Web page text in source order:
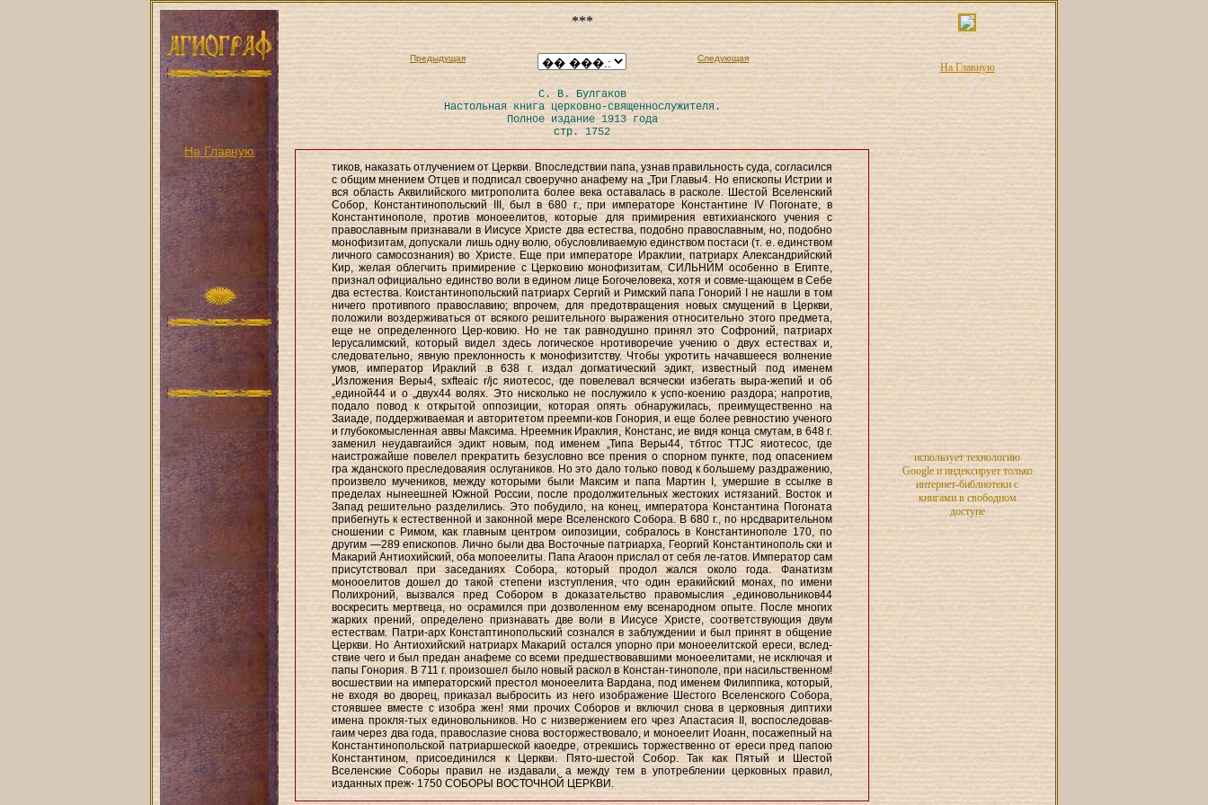
На Главную
***
Предыдущая Следующая
С. В. Булгаков
Настольная книга церковно-священнослужителя.
Полное издание 1913 года
стр. 1752
тиков, наказать отлучением от Церкви. Впоследствии папа, узнав правильность суда, согласился
с общим мнением Отцев и подписал своеручно анафему на „Три Главы4. Но епископы Истрии и
вся область Аквилийского митрополита более века оставалась в расколе. Шестой Вселенский
Собор, Константинопольский III, был в 680 г., при императоре Константине IV Погонате, в
Константинополе, против моноеелитов, которые для примирения евтихианского учения с
православным признавали в Иисусе Христе два естества, подобно православным, но, подобно
монофизитам, допускали лишь одну волю, обусловливаемую единством постаси (т. е. единством
личного самосознания) во Христе. Еще при императоре Ираклии, патриарх Александрийский
Кир, желая облегчить примирение с Церковию монофизитам, СИЛЬНЙМ особенно в Египте,
признал официально единство воли в едином лице Богочеловека, хотя и совме-щающем в Себе
два естества. Коистантинопольский патриарх Сергий и Римский папа Гонорий I не нашли в том
ничего противпого православию; впрочем, для предотвращения новых смущений в Церкви,
положили воздерживаться от всякого решительного выражения относительно этого предмета,
еще не определенного Цер-ковию. Но не так равнодушно принял это Софроний, патриарх
Іерусалимский, который видел здесь логическое нротиворечие учению о двух естествах и,
следовательно, явную преклонность к монофизитству. Чтобы укротить начавшееся волнение
умов, император Ираклий .в 638 г. издал догматический эдикт, известный под именем
„Изложения Веры4, sxfteaic r/jc яиотесос, где повелевал всячески избегать выра-жепий и об
„единой44 и о „двух44 волях. Это нисколько не послужило к успо-коению раздора; напротив,
подало повод к открытой оппозиции, которая опять обнаружилась, преимущественно на
Заиаде, поддерживаемая и авторитетом преемпи-ков Гонория, и еще более ревностию ученого
и глубокомысленная аввы Максима. Нреемник Ираклия, Констанс, ие видя конца смутам, в 648 г.
заменил неудавгаийся эдикт новым, под именем „Типа Веры44, тбтгос TTJC яиотесос, где
наистрожайше повелел прекратить безусловно все прения о спорном пункте, под опасением
гра жданского преследоваяия ослугаников. Но это дало только повод к большему раздражению,
произвело мучеников, между которыми были Максим и папа Мартин I, умершие в ссылке в
пределах нынеешней Южной России, после продолжительных жестоких истязаний. Восток и
Запад решительно разделились. Это побудило, на конец, императора Константина Погоната
прибегнуть к естественной и законной мере Вселенского Собора. В 680 г., по нрсдварительном
сношении с Римом, как главным центром оипозиции, собралось в Константинополе 170, по
другим —289 епископов. Лично были два Восточные патриарха, Георгий Константинополь ски и
Макарий Антиохийский, оба мопоеелиты. Папа Агаоон прислал от себя ле-гатов. Император сам
присутствовал при заседаниях Собора, который продол жался около года. Фанатизм
монооелитов дошел до такой степени изступления, что один еракийский монах, по имени
Полихроний, вызвался пред Собором в доказательство правомыслия „единовольников44
воскресить мертвеца, но осрамился при дозволенном ему всенародном опыте. После многих
жарких прений, определено признавать две воли в Иисусе Христе, соответствующия двум
естествам. Патри-арх Констаптинопольский сознался в заблуждении и был принят в общение
Церкви. Но Антиохийский натриарх Макарий остался упорно при моноеелитской ереси, вслед-
ствие чего и был предан анафеме со всеми предшествовавшими моноеелитами, не исключая и
папы Гонория. В 711 г. произошел было новый раскол в Констан-тинополе, при насильственном!
восшествии на императорский престол моноеелита Вардана, под именем Филиппика, который,
не входя во дворец, приказал выбросить из него изображение Шестого Вселенского Собора,
стоявшее вместе с изобра жен! ями прочих Соборов и включил снова в церковныя диптихи
имена прокля-тых единовольников. Но с низвержением его чрез Апастасия II, воспоследовав-
гаим через два года, правослазие снова восторжествовало, и моноеелит Иоанн, посажепный на
Константинопольской патриаршеской каоедре, отрекшись торжественно от ереси пред папою
Константином, присоединился к Церкви. Пято-шестой Собор. Так как Пятый и Шестой
Вселенские Соборы правил не издавали, а между тем в употреблении церковных правил,
изданных преж- 1750 СОБОРЫ ВОСТОЧНОЙ ЦЕРКВИ.
На Главную
использует технологию
Google и индексирует только
интернет-библиотеки с
книгами в свободном
доступе